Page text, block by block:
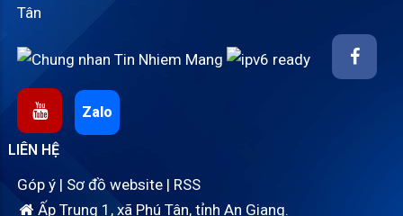
Tân
Zalo
LIÊN HỆ
Góp ý | Sơ đồ website | RSS
Ấp Trung 1, xã Phú Tân, tỉnh An Giang.